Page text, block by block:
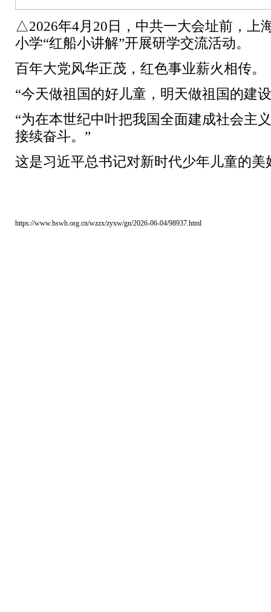
△2026年4月20日，中共一大会址前，上
小学“红船小讲解”开展研学交流活动。
百年大党风华正茂，红色事业薪火相传。
“今天做祖国的好儿童，明天做祖国的建
“为在本世纪中叶把我国全面建成社会主
接续奋斗。”
这是习近平总书记对新时代少年儿童的
https://www.hswh.org.cn/wzzx/zyxw/gn/2026-06-04/98937.html